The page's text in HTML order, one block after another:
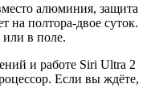
алюминия, защита
на полтора-двое суток.
или в поле.
и работе Siri Ultra 2
Если вы ждёте,